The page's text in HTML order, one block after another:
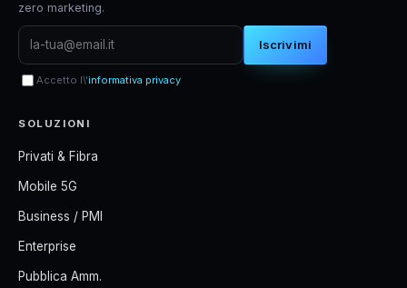
zero marketing.
Iscrivimi
Accetto l\'informativa privacy
SOLUZIONI
Privati & Fibra
Mobile 5G
Business / PMI
Enterprise
Pubblica Amm.